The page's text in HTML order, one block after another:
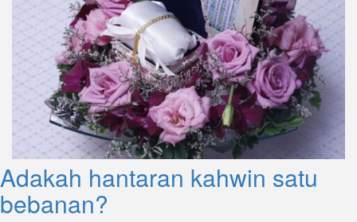
Adakah hantaran kahwin satu
bebanan?